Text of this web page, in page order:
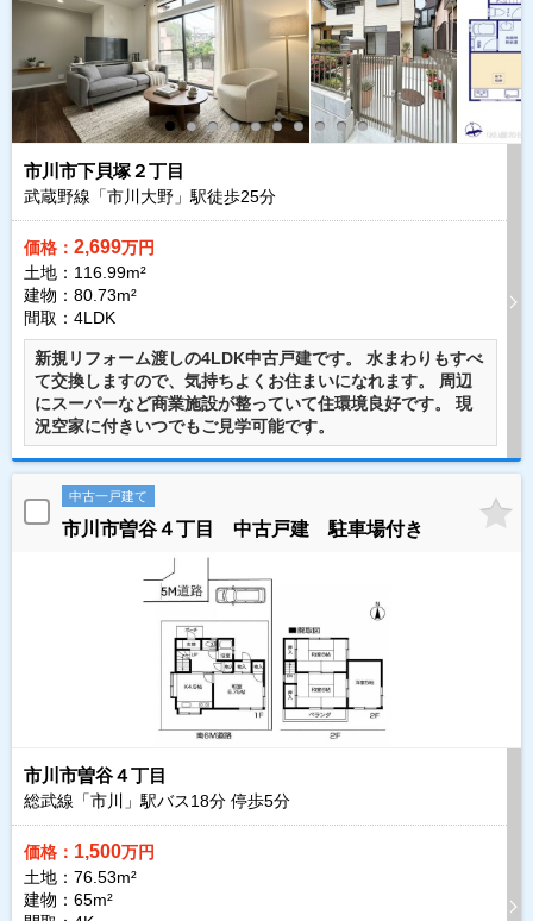
市川市下貝塚２丁目
武蔵野線「市川大野」駅徒歩25分
価格： 2,699万円
土地：116.99m²
建物：80.73m²
間取：4LDK
新規リフォーム渡しの4LDK中古戸建です。 水まわりもすべ
て交換しますので、気持ちよくお住まいになれます。 周辺
にスーパーなど商業施設が整っていて住環境良好です。 現
況空家に付きいつでもご見学可能です。
中古一戸建て
市川市曽谷４丁目 中古戸建 駐車場付き
市川市曽谷４丁目
総武線「市川」駅バス18分 停歩5分
価格： 1,500万円
土地：76.53m²
建物：65m²